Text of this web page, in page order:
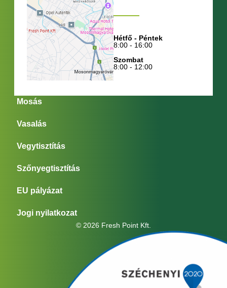
Mosás
Vasalás
Vegytisztítás
Szőnyegtisztítás
EU pályázat
Jogi nyilatkozat
Hétfő - Péntek
8:00 - 16:00
Szombat
8:00 - 12:00
© 2026 Fresh Point Kft.